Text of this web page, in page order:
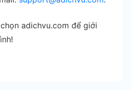
adichvu.com để giới